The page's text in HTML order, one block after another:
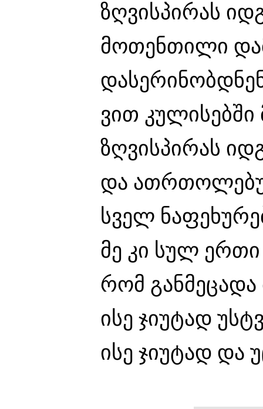
ზღვისპირას
მოთენთილი
ვით კულისებში
ზღვისპირას
და
სველ
მე კი სულ
რომ განმეცადა
ისე ჯიუტად
ისე ჯიუტად და